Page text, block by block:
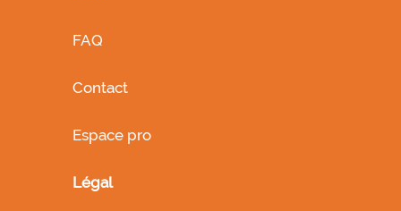
FAQ
Contact
Espace pro
Légal